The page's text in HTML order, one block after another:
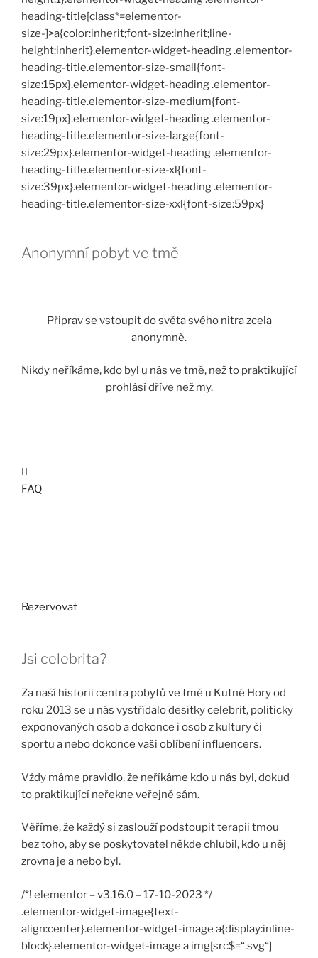
heading-title[class*=elementor-
size-]>a{color:inherit;font-size:inherit;line-
height:inherit}.elementor-widget-heading .elementor-
heading-title.elementor-size-small{font-
size:15px}.elementor-widget-heading .elementor-
heading-title.elementor-size-medium{font-
size:19px}.elementor-widget-heading .elementor-
heading-title.elementor-size-large{font-
size:29px}.elementor-widget-heading .elementor-
heading-title.elementor-size-xl{font-
size:39px}.elementor-widget-heading .elementor-
heading-title.elementor-size-xxl{font-size:59px}
Anonymní pobyt ve tmě
Připrav se vstoupit do světa svého nitra zcela
anonymně.
Nikdy neříkáme, kdo byl u nás ve tmě, než to praktikující
prohlásí dříve než my.
FAQ
Rezervovat
Jsi celebrita?
Za naší historii centra pobytů ve tmě u Kutné Hory od
roku 2013 se u nás vystřídalo desítky celebrit, politicky
exponovaných osob a dokonce i osob z kultury či
sportu a nebo dokonce vaši oblíbení influencers.
Vždy máme pravidlo, že neříkáme kdo u nás byl, dokud
to praktikující neřekne veřejně sám.
Věříme, že každý si zaslouží podstoupit terapii tmou
bez toho, aby se poskytovatel někde chlubil, kdo u něj
zrovna je a nebo byl.
/*! elementor – v3.16.0 – 17-10-2023 */
.elementor-widget-image{text-
align:center}.elementor-widget-image a{display:inline-
block}.elementor-widget-image a img[src$=“.svg“]